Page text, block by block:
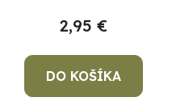
2,95 €
DO KOŠÍKA